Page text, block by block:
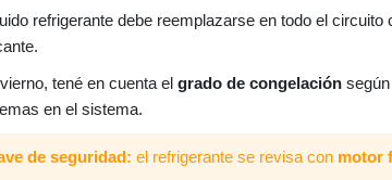
9.3. Sistema de lubricación
9.4. Sistema de refrigeración
Equipos eléctricos
10.1. Batería: cuidado y manipulación
11.1. Elementos importantes
refrigerante debe reemplazarse en todo el circuito
tené en cuenta el grado de congelaciónsegún
en el sistema.
de seguridad: el refrigerante se revisa con motor